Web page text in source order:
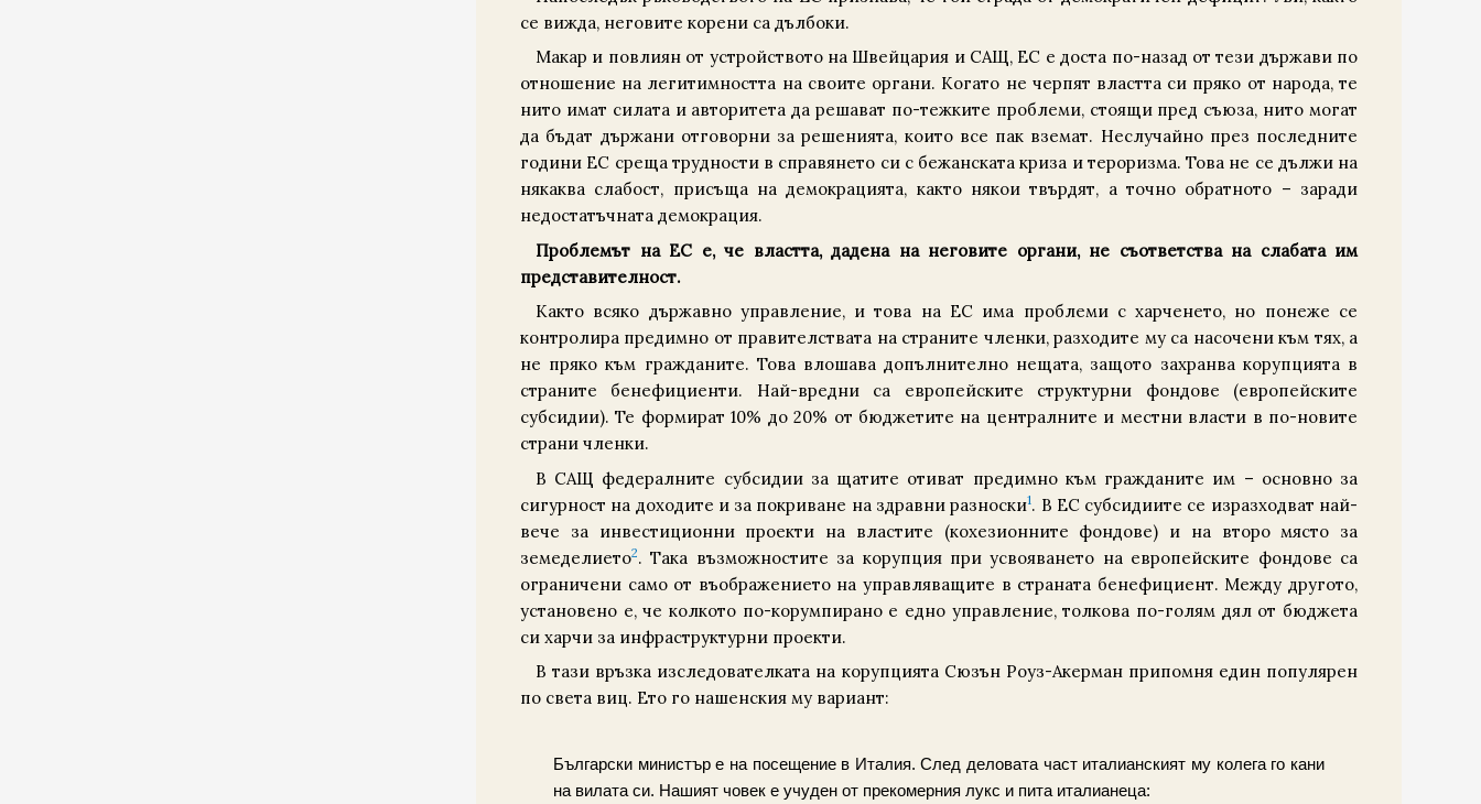
се вижда, неговите корени са дълбоки.
Макар и повлиян от устройството на Швейцария и САЩ, ЕС е доста по-назад от тези държави по
отношение на легитимност­та на своите органи. Когато не черпят властта си пряко от народа, те
нито имат силата и авторитета да решават по-тежките проблеми, стоящи пред съюза, нито могат
да бъдат държани отговорни за решенията, които все пак вземат. Неслучайно през последните
години ЕС среща трудности в справянето си с бежанската криза и тероризма. Това не се дължи на
някаква слабост, присъща на демокрацията, както някои твърдят, а точно обратното – заради
недостатъчната демокрация.
Проблемът на ЕС е, че властта, дадена на неговите органи, не съответства на слабата им
представителност.
Както всяко държавно управление, и това на ЕС има проблеми с харченето, но понеже се
контролира предимно от правителствата на страните членки, разходите му са насочени към тях, а
не пряко към гражданите. Това влошава допълнително нещата, защото захранва корупцията в
страните бенефициенти. Най-вредни са европейските структурни фондове (европейските
субсидии). Те формират 10% до 20% от бюджетите на централните и местни власти в по-новите
страни членки.
В САЩ федералните субсидии за щатите отиват предимно към гражданите им – основно за
сигурност на доходите и за покриване на здравни разноски1. В ЕС субсидиите се изразходват най-
вече за инвестиционни проекти на властите (кохезионните фондове) и на второ място за
земеделието2. Така възможностите за корупция при усвояването на европейските фондове са
ограничени само от въображението на управляващите в страната бенефициент. Между другото,
установено е, че колкото по-корумпирано е едно управление, толкова по-голям дял от бюджета
си харчи за инфраструктурни проекти.
В тази връзка изследователката на корупцията Сюзън Роуз-Акерман припомня един популярен
по света виц. Ето го нашенския му вариант:
Български министър е на посещение в Италия. След деловата част италианският му колега го кани
на вилата си. Нашият човек е учуден от прекомерния лукс и пита италианеца: